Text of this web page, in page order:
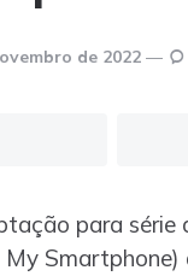
de 2022
para série
Smartphone)